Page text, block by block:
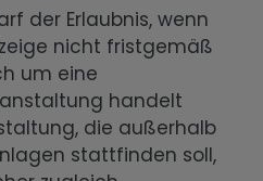
der Erlaubnis, wenn
nicht fristgemäß
um eine
handelt
die außerhalb
stattfinden soll,